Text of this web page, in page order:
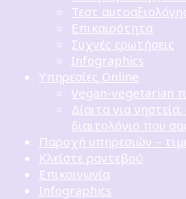
Τεστ
Επικαιρότητα
Συχνές ερωτήσεις
Infographics
Υπηρεσίες Online
Vegan-vegetarian
Δίαιτα για
διαιτολόγιο που
Παροχή υπηρεσιών –
Κλείστε ραντεβού
Επικοινωνία
Infographics